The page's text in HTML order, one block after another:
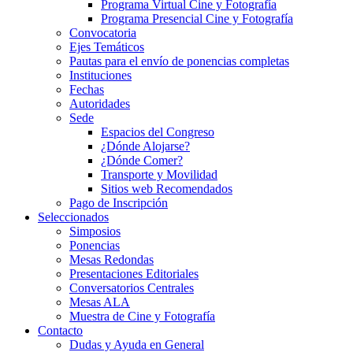
Programa Virtual Cine y Fotografía
Programa Presencial Cine y Fotografía
Convocatoria
Ejes Temáticos
Pautas para el envío de ponencias completas
Instituciones
Fechas
Autoridades
Sede
Espacios del Congreso
¿Dónde Alojarse?
¿Dónde Comer?
Transporte y Movilidad
Sitios web Recomendados
Pago de Inscripción
Seleccionados
Simposios
Ponencias
Mesas Redondas
Presentaciones Editoriales
Conversatorios Centrales
Mesas ALA
Muestra de Cine y Fotografía
Contacto
Dudas y Ayuda en General